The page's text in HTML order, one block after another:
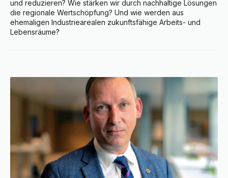
und reduzieren? Wie stärken wir durch nachhaltige Lösungen
die regionale Wertschöpfung? Und wie werden aus
ehemaligen Industriearealen zukunftsfähige Arbeits- und
Lebensräume?